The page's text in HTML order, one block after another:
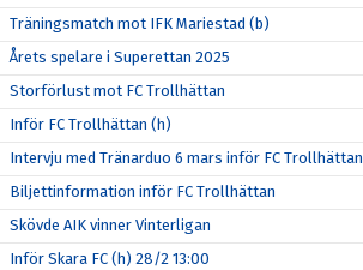
Träningsmatch mot IFK Mariestad (b)
Årets spelare i Superettan 2025
Storförlust mot FC Trollhättan
Inför FC Trollhättan (h)
Intervju med Tränarduo 6 mars inför FC Trollhättan
Biljettinformation inför FC Trollhättan
Skövde AIK vinner Vinterligan
Inför Skara FC (h) 28/2 13:00